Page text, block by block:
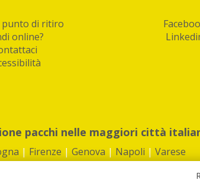
punto di ritiro
online?
pacchi nelle maggiori città
| Firenze | Genova | Napoli | Varese